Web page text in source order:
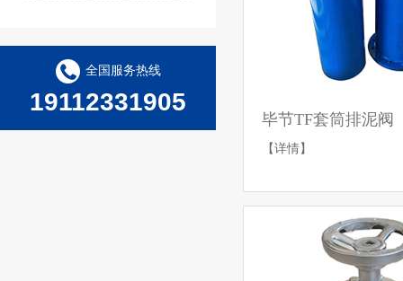
全国服务热线
19112331905
毕节TF套筒排泥阀
【详情】